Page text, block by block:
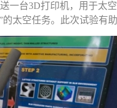
一台3D打印机，用于太
的太空任务。此次试验有